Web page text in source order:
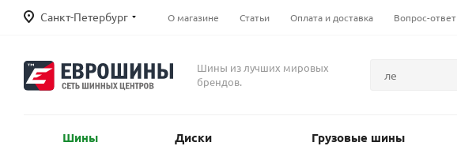
Санкт-Петербург О магазине Статьи Оплата и доставка Вопрос-ответ
Шины из лучших мировых
брендов.
Шины Диски Грузовые шины